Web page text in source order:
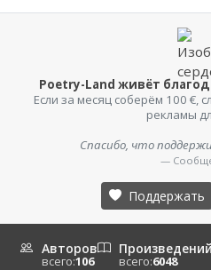
Poetry-Land живёт
Если за месяц соберём 100 €,
рекламы
Спасибо, что
—
Поддержать
Авторов
всего:106
Произведений
всего:6048